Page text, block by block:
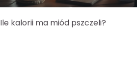
Ile kalorii ma miód pszczeli?